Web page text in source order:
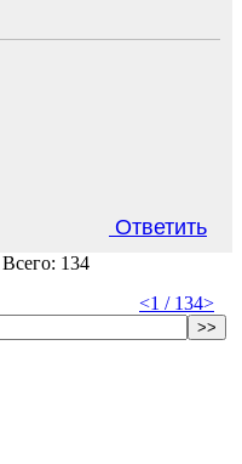
Ответить
Всего: 134
<1 / 134>
>>